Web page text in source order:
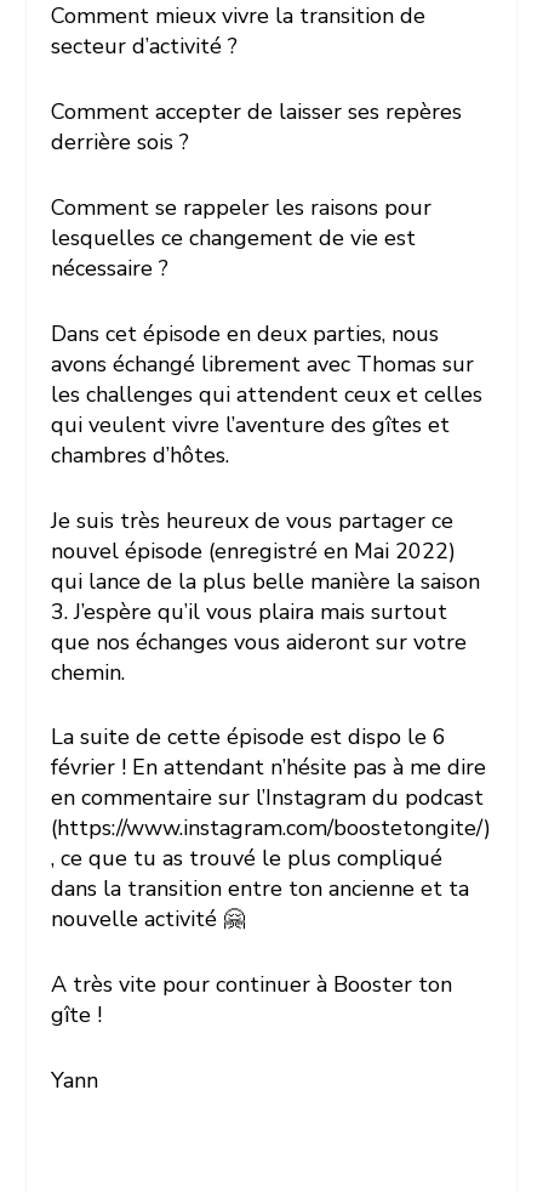
Comment mieux vivre la transition de
secteur d’activité ?
Comment accepter de laisser ses repères
derrière sois ?
Comment se rappeler les raisons pour
lesquelles ce changement de vie est
nécessaire ?
Dans cet épisode en deux parties, nous
avons échangé librement avec Thomas sur
les challenges qui attendent ceux et celles
qui veulent vivre l’aventure des gîtes et
chambres d’hôtes.
Je suis très heureux de vous partager ce
nouvel épisode (enregistré en Mai 2022)
qui lance de la plus belle manière la saison
3. J’espère qu’il vous plaira mais surtout
que nos échanges vous aideront sur votre
chemin.
La suite de cette épisode est dispo le 6
février ! En attendant n’hésite pas à me dire
en commentaire sur l’Instagram du podcast
(https://www.instagram.com/boostetongite/)
, ce que tu as trouvé le plus compliqué
dans la transition entre ton ancienne et ta
nouvelle activité 🤗
A très vite pour continuer à Booster ton
gîte !
Yann